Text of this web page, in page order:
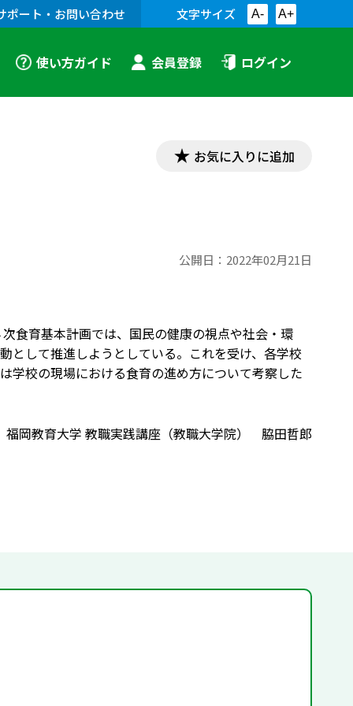
ポート・お問い合わせ 文字サイズ A- A+
使い方ガイド 会員登録 ログイン
お気に入りに追加
公開日： 2022年02月21日
食育基本計画では、国民の健康の視点や社会・環
として推進しようとしている。これを受け、各学校
学校の現場における食育の進め方について考察した
福岡教育大学 教職実践講座（教職大学院） 脇田哲郎